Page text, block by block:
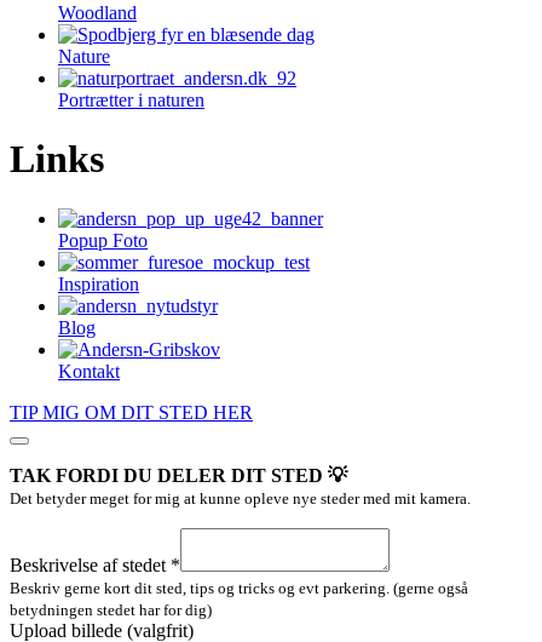
Woodland
Nature
Portrætter i naturen
Links
Popup Foto
Inspiration
Blog
Kontakt
TIP MIG OM DIT STED HER
TAK FORDI DU DELER DIT STED 💡
Det betyder meget for mig at kunne opleve nye steder med mit kamera.
stedet
Email
Beskrivelse af stedet *
Beskriv gerne kort dit sted, tips og tricks og evt parkering. (gerne også
betydningen stedet har for dig)
Upload billede (valgfrit)